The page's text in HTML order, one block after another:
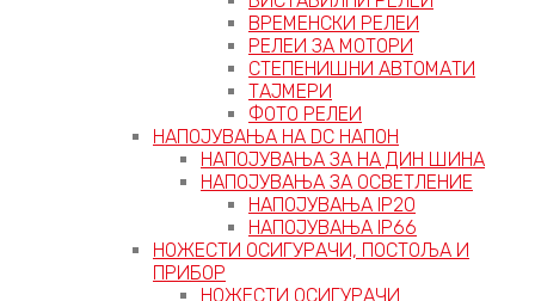
ВРЕМЕНСКИ РЕЛЕИ
РЕЛЕИ ЗА МОТОРИ
СТЕПЕНИШНИ АВТОМАТИ
ТАЈМЕРИ
ФОТО РЕЛЕИ
НАПОЈУВАЊА НА DC НАПОН
НАПОЈУВАЊА ЗА НА ДИН ШИНА
НАПОЈУВАЊА ЗА ОСВЕТЛЕНИЕ
НАПОЈУВАЊА IP20
НАПОЈУВАЊА IP66
НОЖЕСТИ ОСИГУРАЧИ, ПОСТОЉА И
ПРИБОР
НОЖЕСТИ ОСИГУРАЧИ